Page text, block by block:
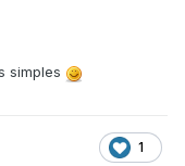
simples
1